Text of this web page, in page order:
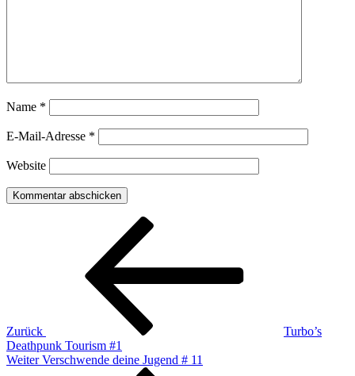
Name *
E-Mail-Adresse *
Website
Beitragsnavigation
Zurück
Turbo’s
Deathpunk Tourism #1
Nächster
Weiter Verschwende deine Jugend # 11